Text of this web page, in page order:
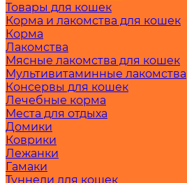
Товары для кошек
Корма и лакомства для кошек
Корма
Лакомства
Мясные лакомства для кошек
Мультивитаминные лакомства
Консервы для кошек
Лечебные корма
Места для отдыха
Домики
Коврики
Лежанки
Гамаки
Туннели для кошек